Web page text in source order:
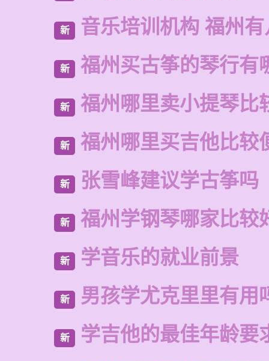
新 音乐培训机构 福州
新 福州买古筝的琴行有
新 福州哪里卖小提琴比
新 福州哪里买吉他比较
新 张雪峰建议学古筝吗
新 福州学钢琴哪家比较
新 学音乐的就业前景
新 男孩学尤克里里有用
新 学吉他的最佳年龄要